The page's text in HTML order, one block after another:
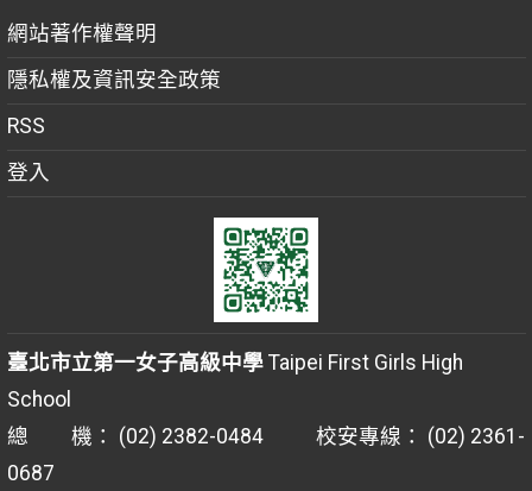
網站著作權聲明
隱私權及資訊安全政策
RSS
登入
臺北市立第一女子高級中學Taipei First Girls High
School
總 機： (02) 2382-0484 校安專線： (02) 2361-
0687